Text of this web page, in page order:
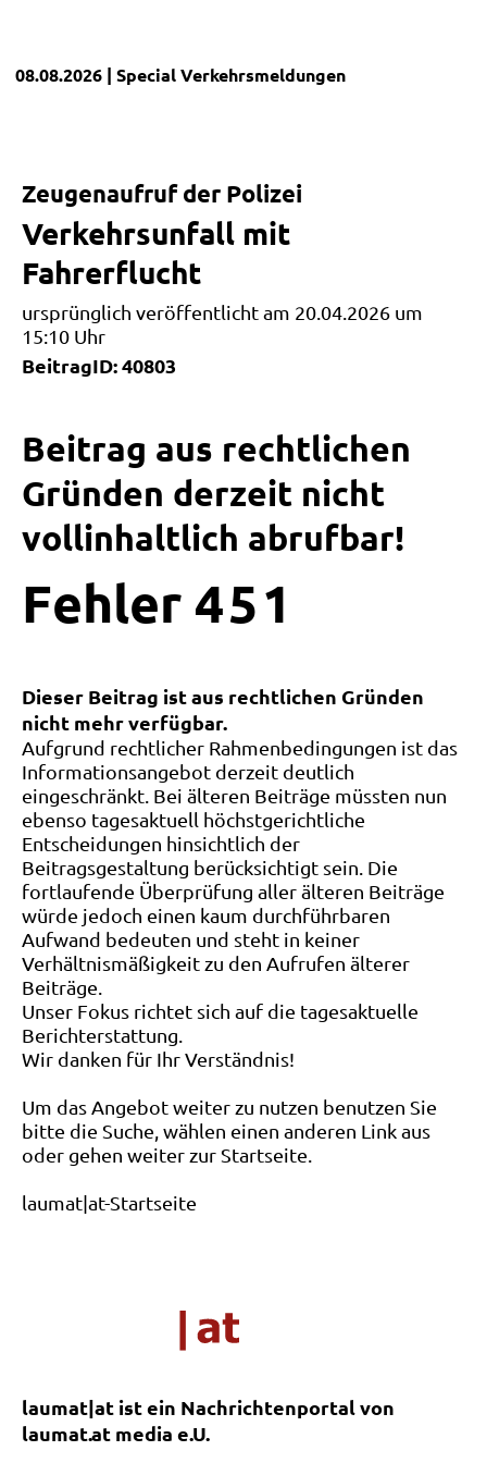
08.08.2026 | SpecialVerkehrsmeldungen
Zeugenaufruf der Polizei
Verkehrsunfall mit
Fahrerflucht
ursprünglich veröffentlicht am 20.04.2026 um
15:10 Uhr
BeitragID: 40803
Beitrag aus rechtlichen
Gründen derzeit nicht
vollinhaltlich abrufbar!
Fehler 4 5 1
Dieser Beitrag ist aus rechtlichen Gründen
nicht mehr verfügbar.
Aufgrund rechtlicher Rahmenbedingungen ist das
Informationsangebot derzeit deutlich
eingeschränkt. Bei älteren Beiträge müssten nun
ebenso tagesaktuell höchstgerichtliche
Entscheidungen hinsichtlich der
Beitragsgestaltung berücksichtigt sein. Die
fortlaufende Überprüfung aller älteren Beiträge
würde jedoch einen kaum durchführbaren
Aufwand bedeuten und steht in keiner
Verhältnismäßigkeit zu den Aufrufen älterer
Beiträge.
Unser Fokus richtet sich auf die tagesaktuelle
Berichterstattung.
Wir danken für Ihr Verständnis!
Um das Angebot weiter zu nutzen benutzen Sie
bitte die Suche, wählen einen anderen Link aus
oder gehen weiter zur Startseite.
laumat|at-Startseite
laumat|at ist ein Nachrichtenportal von
laumat.at media e.U.